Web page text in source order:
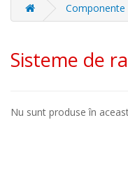
Componente
Sisteme de
Nu sunt produse în